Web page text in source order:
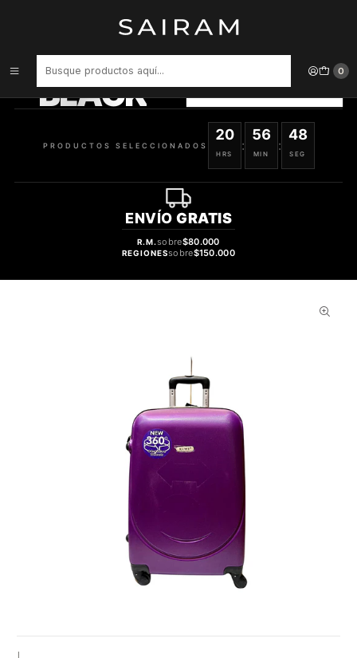
0
BLACK VER OFERTAS
PRODUCTOS SELECCIONADOS
20
HRS
:
56
MIN
:
47
SEG
ENVÍO GRATIS
R.M.sobre$80.000
REGIONESsobre$150.000